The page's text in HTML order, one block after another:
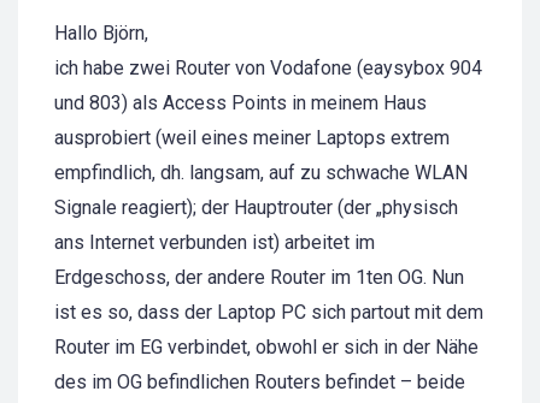
Hallo Björn,
ich habe zwei Router von Vodafone (eaysybox 904
und 803) als Access Points in meinem Haus
ausprobiert (weil eines meiner Laptops extrem
empfindlich, dh. langsam, auf zu schwache WLAN
Signale reagiert); der Hauptrouter (der „physisch
ans Internet verbunden ist) arbeitet im
Erdgeschoss, der andere Router im 1ten OG. Nun
ist es so, dass der Laptop PC sich partout mit dem
Router im EG verbindet, obwohl er sich in der Nähe
des im OG befindlichen Routers befindet – beide